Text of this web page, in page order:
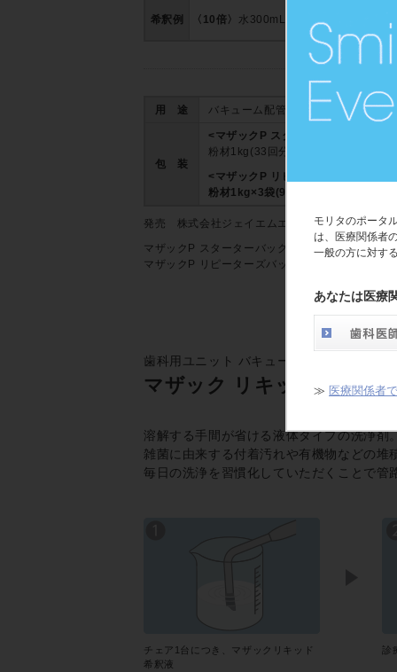
モリタのポータ
は、医療関係者
一般の方に対す
あなたは医療
≫ 医療関係者
希釈例 〈10倍〉 水300mLに対し計量スプーン
用 途 バキューム配管、タンク内、ベース
包 装
<マザックP スターターバッグ>
粉材1kg(33回分)、330mLビーカー
<マザックP リピーターズバック>
粉材1kg×3袋(99回分)
発売 株式会社ジェイエムエンジニアリング
マザックP スターターバッグ
マザックP リピーターズバック
歯科用ユニット バキューム・排水管路洗浄
マザック リキッド
溶解する手間が省ける液体タイプの洗浄剤
雑菌に由来する付着汚れや有機物などの堆
毎日の洗浄を習慣化していただくことで管
チェア1台につき、マザックリキッド
希釈液
診